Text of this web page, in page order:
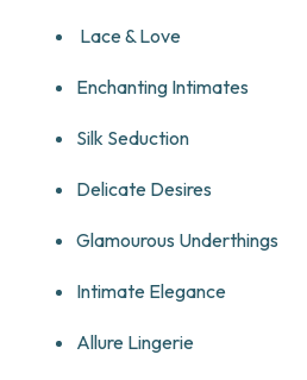
Lace & Love
Enchanting Intimates
Silk Seduction
Delicate Desires
Glamourous Underthings
Intimate Elegance
Allure Lingerie